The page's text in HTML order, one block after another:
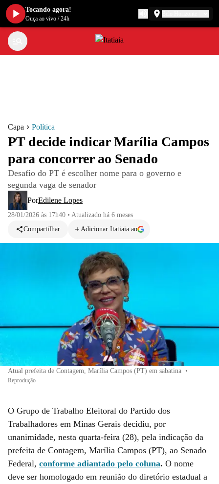
Capa Política
PT decide indicar Marília Campos
para concorrer ao Senado
Desafio do PT é escolher nome para o governo e
segunda vaga de senador
PorEdilene Lopes
28/01/2026 às 17h40 • Atualizado há 6 meses
Compartilhar
Adicionar Itatiaia ao
Atual prefeita de Contagem, Marília Campos (PT) em sabatina •
Reprodução
O Grupo de Trabalho Eleitoral do Partido dos
Trabalhadores em Minas Gerais decidiu, por
unanimidade, nesta quarta-feira (28), pela indicação da
prefeita de Contagem, Marília Campos (PT), ao Senado
Federal, conforme adiantado pelo coluna. O nome
deve ser homologado em reunião do diretório estadual a
Tocando agora!
Ouça ao vivo /24h